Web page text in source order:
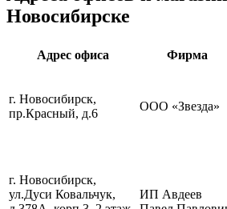
Новосибирске
Адрес офиса Фирма
г. Новосибирск,
пр.Красный, д.6
ООО «Звезда»
г. Новосибирск,
ул.Дуси Ковальчук,
ИП Авдеев